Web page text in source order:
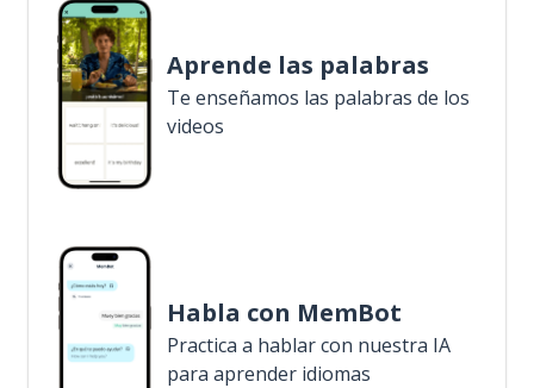
Aprende las palabras
Te enseñamos las palabras de los
videos
Habla con MemBot
Practica a hablar con nuestra IA
para aprender idiomas